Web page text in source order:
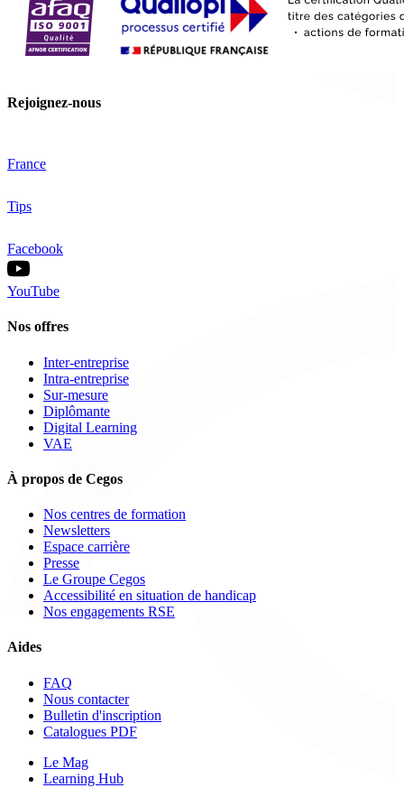
Rejoignez-nous
France
Tips
Facebook
YouTube
Nos offres
Inter-entreprise
Intra-entreprise
Sur-mesure
Diplômante
Digital Learning
VAE
À propos de Cegos
Nos centres de formation
Newsletters
Espace carrière
Presse
Le Groupe Cegos
Accessibilité en situation de handicap
Nos engagements RSE
Aides
FAQ
Nous contacter
Bulletin d'inscription
Catalogues PDF
Le Mag
Learning Hub